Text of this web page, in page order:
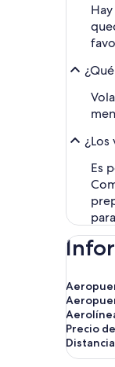
¿Los
Es
Precio
Distancia